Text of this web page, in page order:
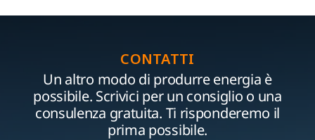
CONTATTI
Un altro modo di produrre energia è
possibile. Scrivici per un consiglio o una
consulenza gratuita. Ti risponderemo il
prima possibile.